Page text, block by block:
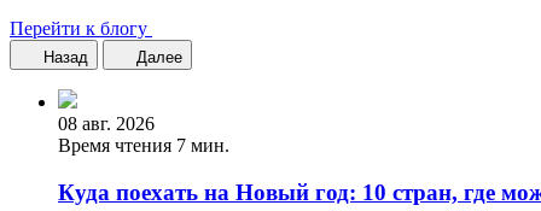
Перейти к блогу
Назад Далее
08 авг. 2026
Время чтения 7 мин.
Куда поехать на Новый год: 10 стран, где